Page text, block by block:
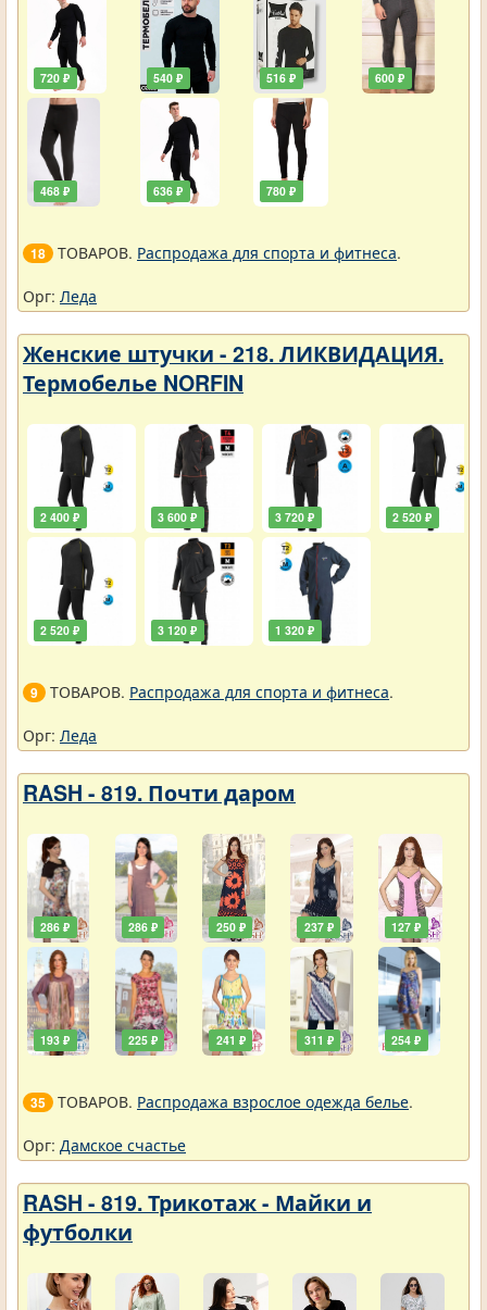
720 ₽
468 ₽
540 ₽
636 ₽
516 ₽
780 ₽
600 ₽
18 ТОВАРОВ. Распродажа для спорта и фитнеса.
Орг: Леда
Женские штучки - 218. ЛИКВИДАЦИЯ.
Термобелье NORFIN
2 400 ₽
2 520 ₽
3 600 ₽
3 120 ₽
3 720 ₽
1 320 ₽
2 520 ₽
9 ТОВАРОВ. Распродажа для спорта и фитнеса.
Орг: Леда
RASH - 819. Почти даром
286 ₽
193 ₽
286 ₽
225 ₽
250 ₽
241 ₽
237 ₽
311 ₽
127 ₽
254 ₽
35 ТОВАРОВ. Распродажа взрослое одежда белье.
Орг: Дамское счастье
RASH - 819. Трикотаж - Майки и
футболки